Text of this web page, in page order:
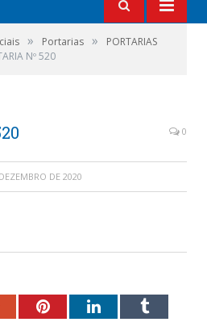
» Portarias »
PORTARIAS
Nº 520
0
DE 2020
PinterestLinkedInTumblr